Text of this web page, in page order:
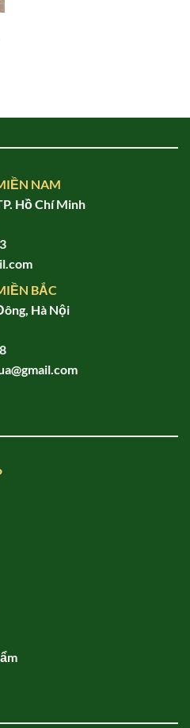
NAM
Hồ Chí Minh
BẮC
Hà Nội